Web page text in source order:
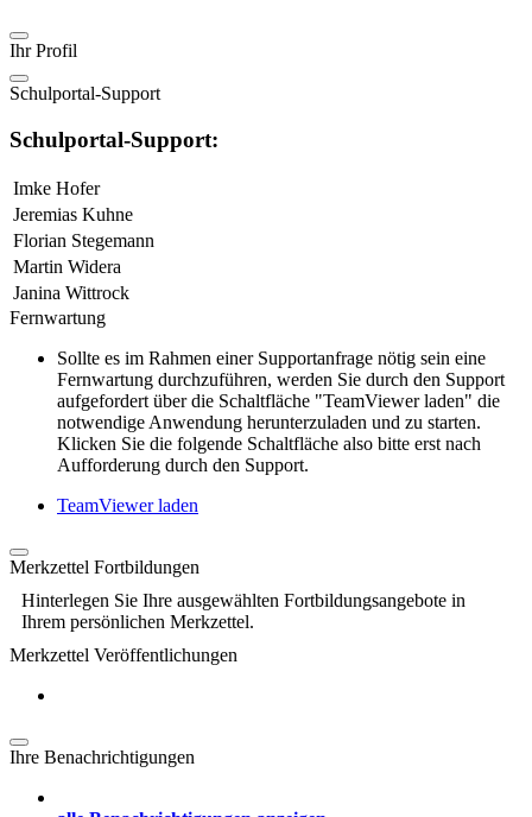
Ihr Profil
Schulportal-Support
Schulportal-Support:
Imke Hofer
Jeremias Kuhne
Florian Stegemann
Martin Widera
Janina Wittrock
Fernwartung
Sollte es im Rahmen einer Supportanfrage nötig sein eine
Fernwartung durchzuführen, werden Sie durch den Support
aufgefordert über die Schaltfläche "TeamViewer laden" die
notwendige Anwendung herunterzuladen und zu starten.
Klicken Sie die folgende Schaltfläche also bitte erst nach
Aufforderung durch den Support.
TeamViewer laden
Merkzettel Fortbildungen
Hinterlegen Sie Ihre ausgewählten Fortbildungsangebote in
Ihrem persönlichen Merkzettel.
Merkzettel Veröffentlichungen
Ihre Benachrichtigungen